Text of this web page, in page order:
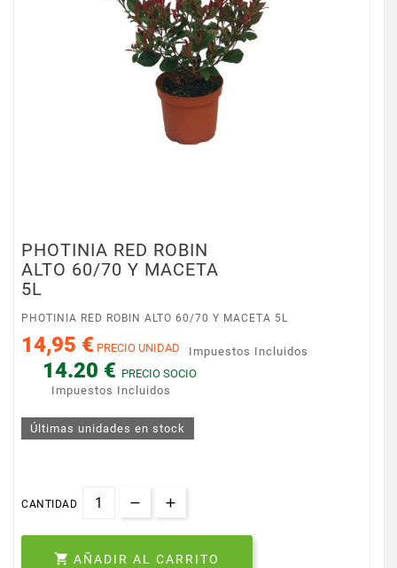
PHOTINIA RED ROBIN
ALTO 60/70 Y MACETA
5L
PHOTINIA RED ROBIN ALTO 60/70 Y MACETA 5L
14,95 € PRECIO UNIDAD Impuestos Incluidos
14.20 € PRECIO SOCIO
Impuestos Incluidos
Últimas unidades en stock
CANTIDAD
 AÑADIR AL CARRITO